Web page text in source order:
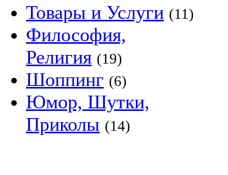
Товары и Услуги (11)
Философия,
Религия (19)
Шоппинг (6)
Юмор, Шутки,
Приколы (14)